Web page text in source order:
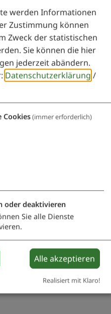
Gloßner
0171 9908588
werden Informationen
Zustimmung können
Zweck der statistischen
Sie können die hier
jederzeit abändern.
Datenschutzerklärung /
Cookies(immer erforderlich)
oder deaktivieren
Sie alle Dienste
Alle akzeptieren
Realisiert mit Klaro!